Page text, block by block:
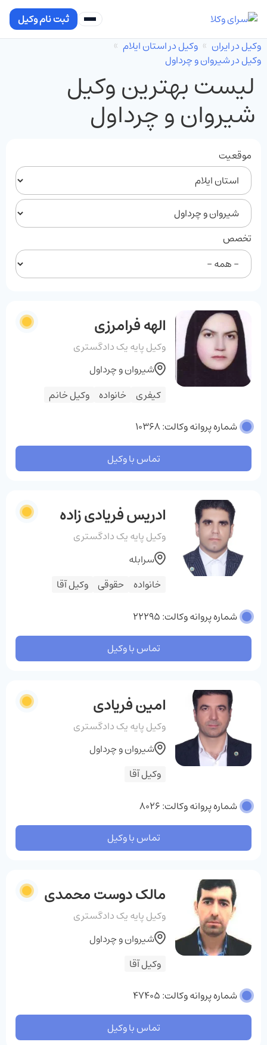
ثبت نام وکیل
وکیل در ایران
وکیل در استان ایلام
وکیل در شیروان و چرداول
لیست بهترین وکیل
شیروان و چرداول
موقعیت
تخصص
الهه فرامرزی
وکیل پایه یک دادگستری
کیفری خانواده وکیل خانم
شیروان و چرداول
شماره پروانه وکالت: 10368
تماس با وکیل
ادریس فریادی زاده
وکیل پایه یک دادگستری
خانواده حقوقی وکیل آقا
سرابله
شماره پروانه وکالت: 22295
تماس با وکیل
امین‌ فریادی‌
وکیل پایه یک دادگستری
وکیل آقا
شیروان و چرداول
شماره پروانه وکالت: 8026
تماس با وکیل
مالک دوست محمدی
وکیل پایه یک دادگستری
وکیل آقا
شیروان و چرداول
شماره پروانه وکالت: 47405
تماس با وکیل